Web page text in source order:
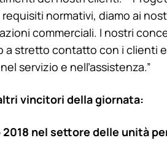
normativi, diamo ai
commerciali. I nostri
a stretto contatto con i clienti
servizio e nell’assistenza.”
vincitori della giornata:
2018 nel settore delle unità